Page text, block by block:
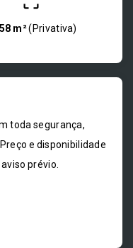
m²( Privativa)
toda segurança,
e disponibilidade
prévio.